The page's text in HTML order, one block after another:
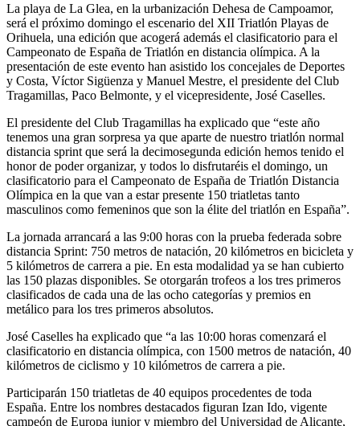
La playa de La Glea, en la urbanización Dehesa de Campoamor,
será el próximo domingo el escenario del XII Triatlón Playas de
Orihuela, una edición que acogerá además el clasificatorio para el
Campeonato de España de Triatlón en distancia olímpica. A la
presentación de este evento han asistido los concejales de Deportes
y Costa, Víctor Sigüenza y Manuel Mestre, el presidente del Club
Tragamillas, Paco Belmonte, y el vicepresidente, José Caselles.
El presidente del Club Tragamillas ha explicado que “este año
tenemos una gran sorpresa ya que aparte de nuestro triatlón normal
distancia sprint que será la decimosegunda edición hemos tenido el
honor de poder organizar, y todos lo disfrutaréis el domingo, un
clasificatorio para el Campeonato de España de Triatlón Distancia
Olímpica en la que van a estar presente 150 triatletas tanto
masculinos como femeninos que son la élite del triatlón en España”.
La jornada arrancará a las 9:00 horas con la prueba federada sobre
distancia Sprint: 750 metros de natación, 20 kilómetros en bicicleta y
5 kilómetros de carrera a pie. En esta modalidad ya se han cubierto
las 150 plazas disponibles. Se otorgarán trofeos a los tres primeros
clasificados de cada una de las ocho categorías y premios en
metálico para los tres primeros absolutos.
José Caselles ha explicado que “a las 10:00 horas comenzará el
clasificatorio en distancia olímpica, con 1500 metros de natación, 40
kilómetros de ciclismo y 10 kilómetros de carrera a pie.
Participarán 150 triatletas de 40 equipos procedentes de toda
España. Entre los nombres destacados figuran Izan Ido, vigente
campeón de Europa junior y miembro del Universidad de Alicante,